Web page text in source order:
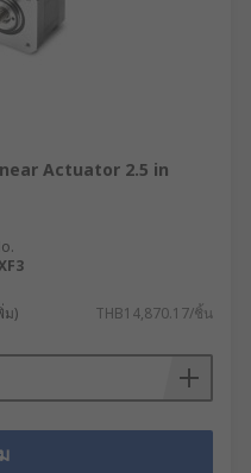
Actuator 2.5 in
ม) THB14,870.17/ชิ้น